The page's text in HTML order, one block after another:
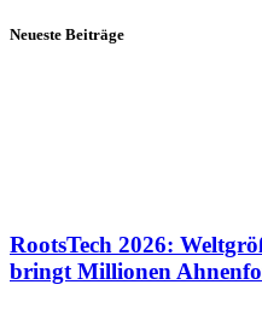
Neueste Beiträge
RootsTech 2026:
bringt Millionen